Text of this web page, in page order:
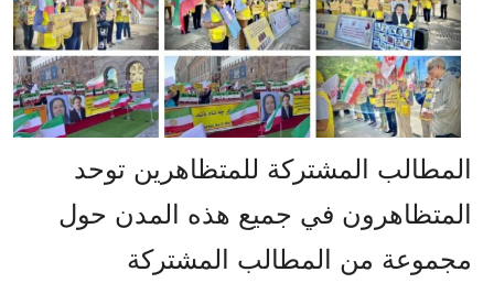
المطالب المشتركة للمتظاهرين توحد
المتظاهرون في جميع هذه المدن حول
مجموعة من المطالب المشتركة